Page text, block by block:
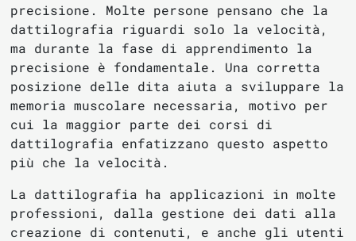
precisione. Molte persone pensano che la
dattilografia riguardi solo la velocità,
ma durante la fase di apprendimento la
precisione è fondamentale. Una corretta
posizione delle dita aiuta a sviluppare la
memoria muscolare necessaria, motivo per
cui la maggior parte dei corsi di
dattilografia enfatizzano questo aspetto
più che la velocità.
La dattilografia ha applicazioni in molte
professioni, dalla gestione dei dati alla
creazione di contenuti, e anche gli utenti